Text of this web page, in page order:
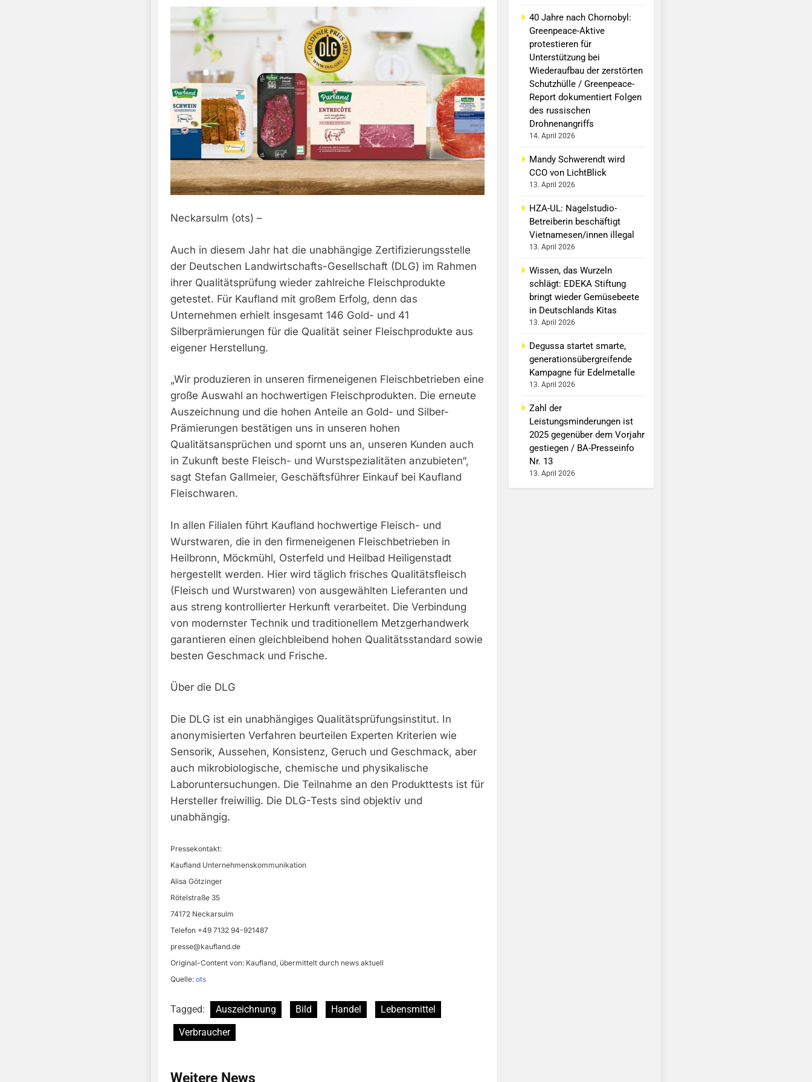
Neckarsulm (ots) –
Auch in diesem Jahr hat die unabhängige Zertifizierungsstelle
der Deutschen Landwirtschafts-Gesellschaft (DLG) im Rahmen
ihrer Qualitätsprüfung wieder zahlreiche Fleischprodukte
getestet. Für Kaufland mit großem Erfolg, denn das
Unternehmen erhielt insgesamt 146 Gold- und 41
Silberprämierungen für die Qualität seiner Fleischprodukte aus
eigener Herstellung.
„Wir produzieren in unseren firmeneigenen Fleischbetrieben eine
große Auswahl an hochwertigen Fleischprodukten. Die erneute
Auszeichnung und die hohen Anteile an Gold- und Silber-
Prämierungen bestätigen uns in unseren hohen
Qualitätsansprüchen und spornt uns an, unseren Kunden auch
in Zukunft beste Fleisch- und Wurstspezialitäten anzubieten“,
sagt Stefan Gallmeier, Geschäftsführer Einkauf bei Kaufland
Fleischwaren.
In allen Filialen führt Kaufland hochwertige Fleisch- und
Wurstwaren, die in den firmeneigenen Fleischbetrieben in
Heilbronn, Möckmühl, Osterfeld und Heilbad Heiligenstadt
hergestellt werden. Hier wird täglich frisches Qualitätsfleisch
(Fleisch und Wurstwaren) von ausgewählten Lieferanten und
aus streng kontrollierter Herkunft verarbeitet. Die Verbindung
von modernster Technik und traditionellem Metzgerhandwerk
garantieren einen gleichbleibend hohen Qualitätsstandard sowie
besten Geschmack und Frische.
Über die DLG
Die DLG ist ein unabhängiges Qualitätsprüfungsinstitut. In
anonymisierten Verfahren beurteilen Experten Kriterien wie
Sensorik, Aussehen, Konsistenz, Geruch und Geschmack, aber
auch mikrobiologische, chemische und physikalische
Laboruntersuchungen. Die Teilnahme an den Produkttests ist für
Hersteller freiwillig. Die DLG-Tests sind objektiv und
unabhängig.
Pressekontakt:
Kaufland Unternehmenskommunikation
Alisa Götzinger
Rötelstraße 35
74172 Neckarsulm
Telefon +49 7132 94-921487
presse@kaufland.de
Original-Content von: Kaufland, übermittelt durch news aktuell
Quelle: ots
Tagged: Auszeichnung Bild Handel
Lebensmittel
Verbraucher
Weitere News
40 Jahre nach Chornobyl:
Greenpeace-Aktive
protestieren für
Unterstützung bei
Wiederaufbau der zerstörten
Schutzhülle / Greenpeace-
Report dokumentiert Folgen
des russischen
Drohnenangriffs
14. April 2026
Mandy Schwerendt wird
CCO von LichtBlick
13. April 2026
HZA-UL: Nagelstudio-
Betreiberin beschäftigt
Vietnamesen/innen illegal
13. April 2026
Wissen, das Wurzeln
schlägt: EDEKA Stiftung
bringt wieder Gemüsebeete
in Deutschlands Kitas
13. April 2026
Degussa startet smarte,
generationsübergreifende
Kampagne für Edelmetalle
13. April 2026
Zahl der
Leistungsminderungen ist
2025 gegenüber dem Vorjahr
gestiegen / BA-Presseinfo
Nr. 13
13. April 2026